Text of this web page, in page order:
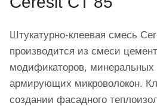
Штукатурно-клеевая смесь
производится из смеси
модификаторов, минеральных
армирующих микроволокон.
создании фасадного